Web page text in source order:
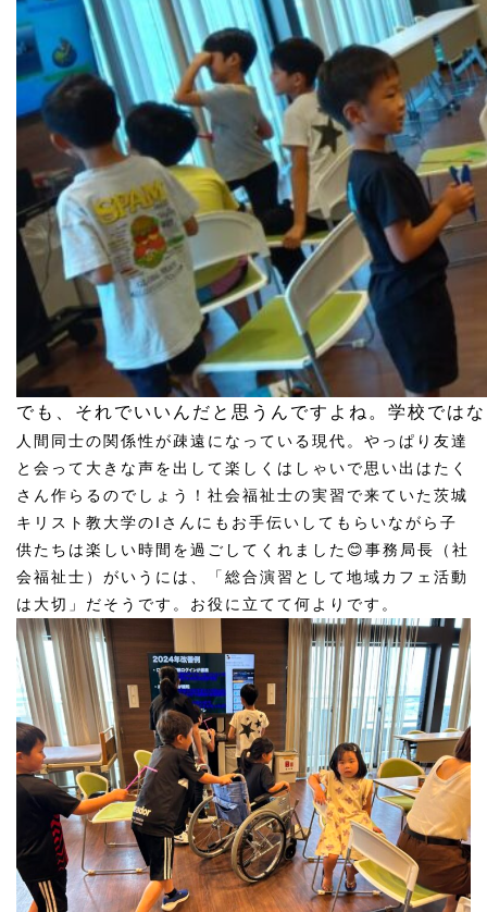
でも、それでいいんだと思うんですよね。学校では
人間同士の関係性が疎遠になっている現代。やっぱり友達
と会って大きな声を出して楽しくはしゃいで思い出はたく
さん作らるのでしょう！社会福祉士の実習で来ていた茨城
キリスト教大学のIさんにもお手伝いしてもらいながら子
供たちは楽しい時間を過ごしてくれました😊事務局長（社
会福祉士）がいうには、「総合演習として地域カフェ活動
は大切」だそうです。お役に立てて何よりです。